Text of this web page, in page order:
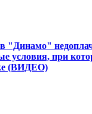
"Динамо"
условия, при
(ВИДЕО)